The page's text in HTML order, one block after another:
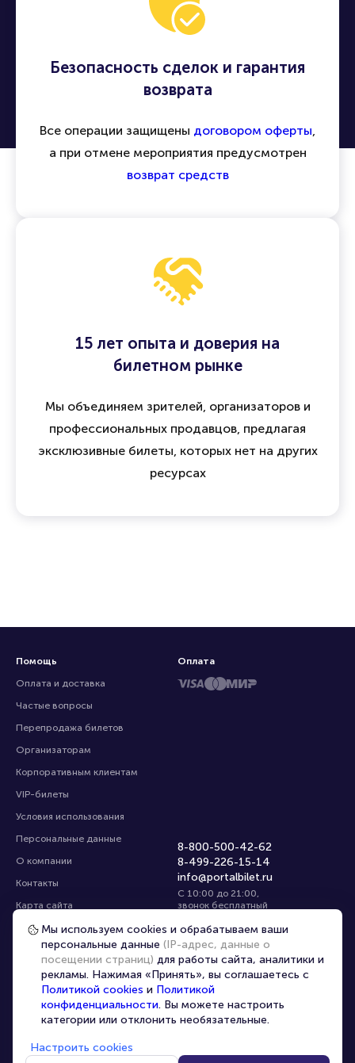
Безопасность сделок и гарантия
возврата
Все операции защищены договором оферты,
а при отмене мероприятия предусмотрен
возврат средств
15 лет опыта и доверия на
билетном рынке
Мы объединяем зрителей, организаторов и
профессиональных продавцов, предлагая
эксклюзивные билеты, которых нет на других
ресурсах
Помощь
Оплата и доставка
Частые вопросы
Перепродажа билетов
Организаторам
Корпоративным клиентам
VIP-билеты
Условия использования
Персональные данные
О компании
Контакты
Карта сайта
Управление cookies
8-800-500-42-62
8-499-226-15-14
info@portalbilet.ru
С 10:00 до 21:00,
звонок бесплатный
Все площадки
Оплата
Главная | Калининград
© 2020 - 2026 portalbilet.ru Все права защищены
Мы используем cookies и обрабатываем ваши
персональные данные (IP-адрес, данные о
посещении страниц) для работы сайта, аналитики и
рекламы. Нажимая «Принять», вы соглашаетесь с
Политикой cookies и Политикой
конфиденциальности. Вы можете настроить
категории или отклонить необязательные.
Настроить cookies